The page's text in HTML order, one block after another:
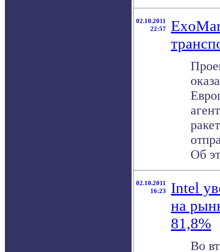
02.10.2011
22:57
Об
02.10.2011
16:23
Intel
на
81,8%
Во